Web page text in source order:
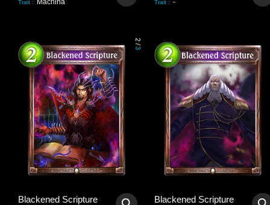
Trait : Machina Trait : -
2
/
3
Blackened Scripture Blackened Scripture